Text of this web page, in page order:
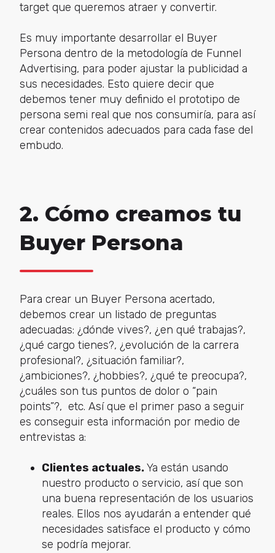
target que queremos atraer y convertir.
Es muy importante desarrollar el Buyer
Persona dentro de la metodología de Funnel
Advertising, para poder ajustar la publicidad a
sus necesidades. Esto quiere decir que
debemos tener muy definido el prototipo de
persona semi real que nos consumiría, para así
crear contenidos adecuados para cada fase del
embudo.
2. Cómo creamos tu
Buyer Persona
Para crear un Buyer Persona acertado,
debemos crear un listado de preguntas
adecuadas: ¿dónde vives?, ¿en qué trabajas?,
¿qué cargo tienes?, ¿evolución de la carrera
profesional?, ¿situación familiar?,
¿ambiciones?, ¿hobbies?, ¿qué te preocupa?,
¿cuáles son tus puntos de dolor o “pain
points”?, etc. Así que el primer paso a seguir
es conseguir esta información por medio de
entrevistas a:
Clientes actuales.Ya están usando
nuestro producto o servicio, así que son
una buena representación de los usuarios
reales. Ellos nos ayudarán a entender qué
necesidades satisface el producto y cómo
se podría mejorar.